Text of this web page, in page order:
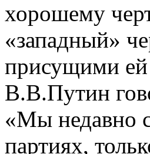
хорошему
«западный»
присущими ей
В.В.Путин
«Мы недавно
партиях,